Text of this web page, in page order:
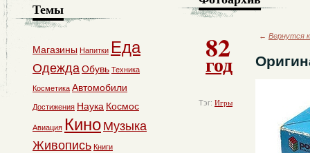
82
год
Тэг: Игры
← Вернутся
Темы
Магазины Напитки Еда
ОдеждаОбувь Техника
Косметика Автомобили
Достижения Наука Космос
Авиация Кино Музыка
Живопись Книги